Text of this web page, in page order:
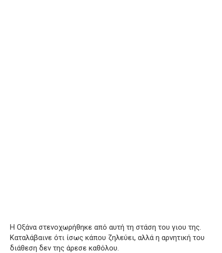
Η Οξάνα στενοχωρήθηκε από αυτή τη στάση του γιου της.
Καταλάβαινε ότι ίσως κάπου ζηλεύει, αλλά η αρνητική του
διάθεση δεν της άρεσε καθόλου.